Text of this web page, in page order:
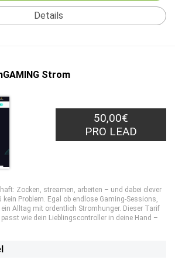
Details
Strom
50,00€
PRO LEAD
Zocken, streamen, arbeiten – und dabei clever
kein Problem. Egal ob endlose Gaming-Sessions,
Alltag mit ordentlich Stromhunger. Dieser Tarif
wie dein Lieblingscontroller in deine Hand –